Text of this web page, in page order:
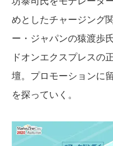
めとしたチャージング
ー・ジャパンの猿渡歩
ドオンエクスプレスの
壇。プロモーションに
を探っていく。